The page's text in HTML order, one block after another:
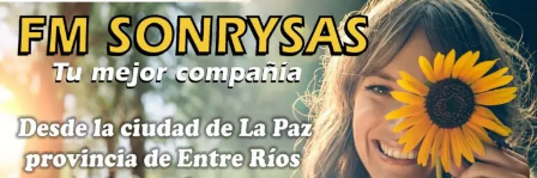
Skip
to
content